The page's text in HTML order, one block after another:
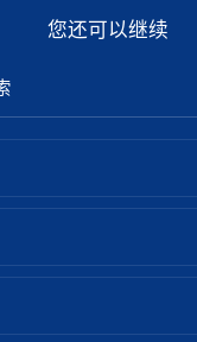
您还可以继续